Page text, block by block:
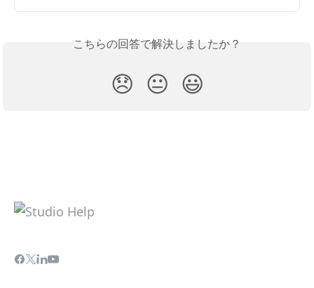
こちらの回答で解決しましたか？
😞 😐 😃